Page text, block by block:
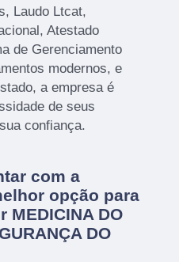
Laudo Ltcat,
Atestado
de Gerenciamento
modernos, e
a empresa é
de seus
confiança.
com a
opção para
MEDICINA DO
DO